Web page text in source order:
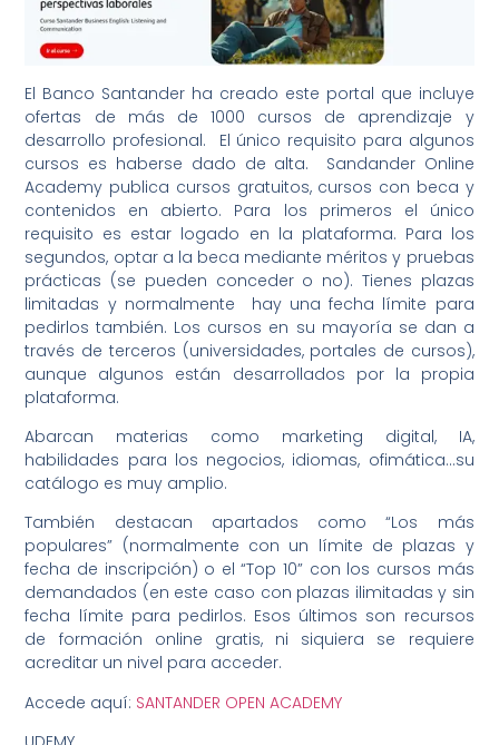
El Banco Santander ha creado este portal que incluye
ofertas de más de 1000 cursos de aprendizaje y
desarrollo profesional. El único requisito para algunos
cursos es haberse dado de alta. Sandander Online
Academy publica cursos gratuitos, cursos con beca y
contenidos en abierto. Para los primeros el único
requisito es estar logado en la plataforma. Para los
segundos, optar a la beca mediante méritos y pruebas
prácticas (se pueden conceder o no). Tienes plazas
limitadas y normalmente hay una fecha límite para
pedirlos también. Los cursos en su mayoría se dan a
través de terceros (universidades, portales de cursos),
aunque algunos están desarrollados por la propia
plataforma.
Abarcan materias como marketing digital, IA,
habilidades para los negocios, idiomas, ofimática…su
catálogo es muy amplio.
También destacan apartados como “Los más
populares” (normalmente con un límite de plazas y
fecha de inscripción) o el “Top 10” con los cursos más
demandados (en este caso con plazas ilimitadas y sin
fecha límite para pedirlos. Esos últimos son recursos
de formación online gratis, ni siquiera se requiere
acreditar un nivel para acceder.
Accede aquí: SANTANDER OPEN ACADEMY